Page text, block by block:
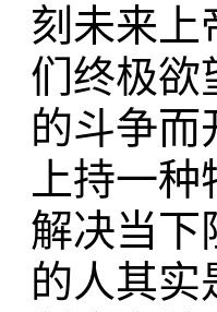
刻未来上
们终极欲
的斗争而
上持一
解决当下
的人其实